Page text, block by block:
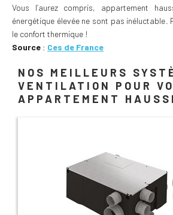
Vous l’aurez compris, appartement
énergétique élevée ne sont pas inéluctable.
le confort thermique !
Source : Ces de France
NOS MEILLEURS
VENTILATION POUR
APPARTEMENT